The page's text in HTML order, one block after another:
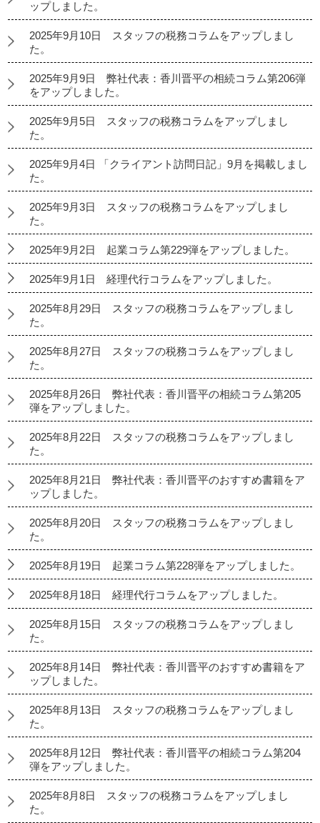
ップしました。
2025年9月10日 スタッフの税務コラムをアップしまし
た。
2025年9月9日 弊社代表：香川晋平の相続コラム第206弾
をアップしました。
2025年9月5日 スタッフの税務コラムをアップしまし
た。
2025年9月4日 「クライアント訪問日記」9月を掲載しまし
た。
2025年9月3日 スタッフの税務コラムをアップしまし
た。
2025年9月2日 起業コラム第229弾をアップしました。
2025年9月1日 経理代行コラムをアップしました。
2025年8月29日 スタッフの税務コラムをアップしまし
た。
2025年8月27日 スタッフの税務コラムをアップしまし
た。
2025年8月26日 弊社代表：香川晋平の相続コラム第205
弾をアップしました。
2025年8月22日 スタッフの税務コラムをアップしまし
た。
2025年8月21日 弊社代表：香川晋平のおすすめ書籍をア
ップしました。
2025年8月20日 スタッフの税務コラムをアップしまし
た。
2025年8月19日 起業コラム第228弾をアップしました。
2025年8月18日 経理代行コラムをアップしました。
2025年8月15日 スタッフの税務コラムをアップしまし
た。
2025年8月14日 弊社代表：香川晋平のおすすめ書籍をア
ップしました。
2025年8月13日 スタッフの税務コラムをアップしまし
た。
2025年8月12日 弊社代表：香川晋平の相続コラム第204
弾をアップしました。
2025年8月8日 スタッフの税務コラムをアップしまし
た。